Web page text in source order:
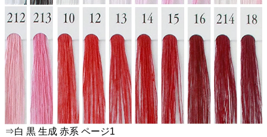
⇒白 黒 生成 赤系 ページ1